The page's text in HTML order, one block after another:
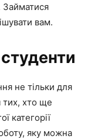
Займатися
вам.
не тільки для
тих, хто ще
категорії
яку можна